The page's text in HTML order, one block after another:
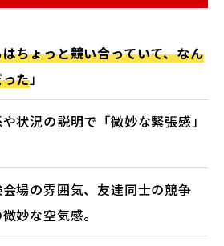
ちょっと競い合っていて、なん
た」
状況の説明で「微妙な緊張感」
場の雰囲気、友達同士の競争
妙な空気感。